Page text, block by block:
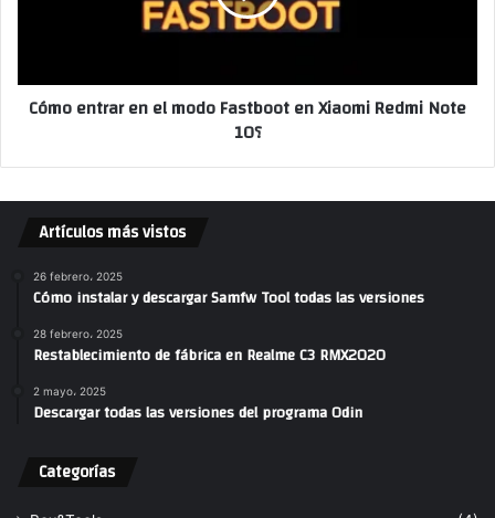
Cómo entrar en el modo Fastboot en Xiaomi Redmi Note
10؟
Artículos más vistos
26 febrero، 2025
Cómo instalar y descargar Samfw Tool todas las versiones
28 febrero، 2025
Restablecimiento de fábrica en Realme C3 RMX2020
2 mayo، 2025
Descargar todas las versiones del programa Odin
Categorías